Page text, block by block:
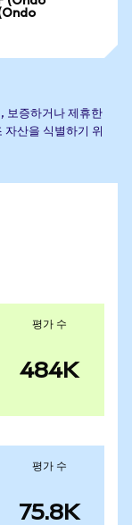
보증하거나 제휴한
자산을 식별하기 위
평가 수
484K
평가 수
75.8K